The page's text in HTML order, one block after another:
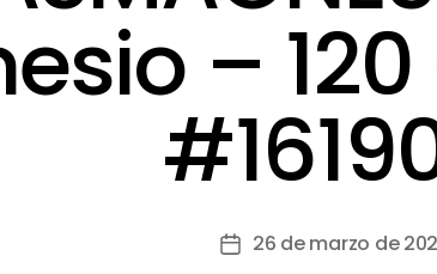
–
26 de marzo de